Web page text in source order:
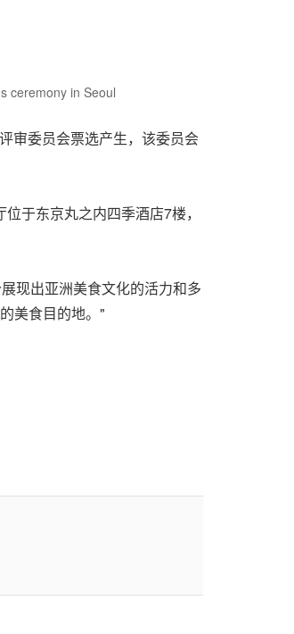
ceremony in Seoul
审委员会票选产生，该委员会
于东京丸之内四季酒店7楼，
现出亚洲美食文化的活力和多
美食目的地。"